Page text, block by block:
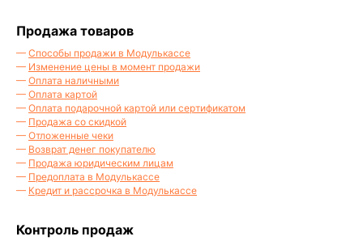
Продажа товаров
— Способы продажи в Модулькассе
— Изменение цены в момент продажи
— Оплата наличными
— Оплата картой
— Оплата подарочной картой или сертификатом
— Продажа со скидкой
— Отложенные чеки
— Возврат денег покупателю
— Продажа юридическим лицам
— Предоплата в Модулькассе
— Кредит и рассрочка в Модулькассе
Контроль продаж
Оставить заявку